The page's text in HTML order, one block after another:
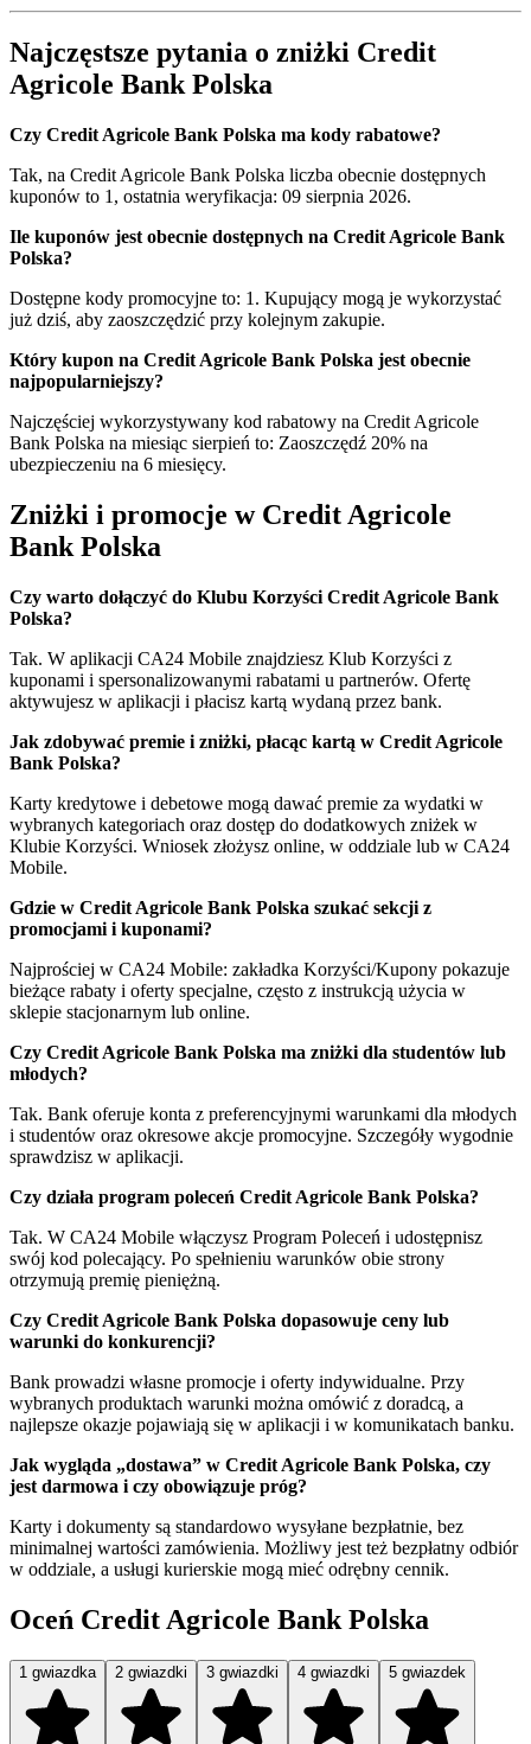
Najczęstsze pytania o zniżki Credit
Agricole Bank Polska
Czy Credit Agricole Bank Polska ma kody rabatowe?
Tak, na Credit Agricole Bank Polska liczba obecnie dostępnych
kuponów to 1, ostatnia weryfikacja: 09 sierpnia 2026.
Ile kuponów jest obecnie dostępnych na Credit Agricole Bank
Polska?
Dostępne kody promocyjne to: 1. Kupujący mogą je wykorzystać
już dziś, aby zaoszczędzić przy kolejnym zakupie.
Który kupon na Credit Agricole Bank Polska jest obecnie
najpopularniejszy?
Najczęściej wykorzystywany kod rabatowy na Credit Agricole
Bank Polska na miesiąc sierpień to: Zaoszczędź 20% na
ubezpieczeniu na 6 miesięcy.
Zniżki i promocje w Credit Agricole
Bank Polska
Czy warto dołączyć do Klubu Korzyści Credit Agricole Bank
Polska?
Tak. W aplikacji CA24 Mobile znajdziesz Klub Korzyści z
kuponami i spersonalizowanymi rabatami u partnerów. Ofertę
aktywujesz w aplikacji i płacisz kartą wydaną przez bank.
Jak zdobywać premie i zniżki, płacąc kartą w Credit Agricole
Bank Polska?
Karty kredytowe i debetowe mogą dawać premie za wydatki w
wybranych kategoriach oraz dostęp do dodatkowych zniżek w
Klubie Korzyści. Wniosek złożysz online, w oddziale lub w CA24
Mobile.
Gdzie w Credit Agricole Bank Polska szukać sekcji z
promocjami i kuponami?
Najprościej w CA24 Mobile: zakładka Korzyści/Kupony pokazuje
bieżące rabaty i oferty specjalne, często z instrukcją użycia w
sklepie stacjonarnym lub online.
Czy Credit Agricole Bank Polska ma zniżki dla studentów lub
młodych?
Tak. Bank oferuje konta z preferencyjnymi warunkami dla młodych
i studentów oraz okresowe akcje promocyjne. Szczegóły wygodnie
sprawdzisz w aplikacji.
Czy działa program poleceń Credit Agricole Bank Polska?
Tak. W CA24 Mobile włączysz Program Poleceń i udostępnisz
swój kod polecający. Po spełnieniu warunków obie strony
otrzymują premię pieniężną.
Czy Credit Agricole Bank Polska dopasowuje ceny lub
warunki do konkurencji?
Bank prowadzi własne promocje i oferty indywidualne. Przy
wybranych produktach warunki można omówić z doradcą, a
najlepsze okazje pojawiają się w aplikacji i w komunikatach banku.
Jak wygląda „dostawa” w Credit Agricole Bank Polska, czy
jest darmowa i czy obowiązuje próg?
Karty i dokumenty są standardowo wysyłane bezpłatnie, bez
minimalnej wartości zamówienia. Możliwy jest też bezpłatny odbiór
w oddziale, a usługi kurierskie mogą mieć odrębny cennik.
Oceń Credit Agricole Bank Polska
1 gwiazdka 2 gwiazdki 3 gwiazdki 4 gwiazdki 5 gwiazdek